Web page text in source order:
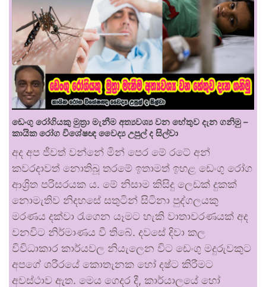
ඩෙංගු රෝගියකු ⁣මුත්‍රා මැනීම අත්‍යවශ්‍ය වන හේතුව දැන ගනිමු –
කායික රෝග විශේෂඥ වෛද්‍ය උපුල් ද සිල්වා
අද අප ජීවත් වන්නේ මින් පෙර මේ රටේ අන්
කවරදාවත් නොතිබූ තරමේ ඉතාමත් ඉහළ ඩෙංගු රෝග
ආශ්‍රිත පරිසරයක ය. මේ නිසාම කිසිදු ලෙඩක් දුකක්
නොමැතිව නිදහසේ සතුටින් සිටිනා පුද්ගලයකු
මරණය දක්වා රැගෙන යෑමට හැකි වාතාවරණයක් අද
වනවිට නිර්මාණය වී තිබේ. දවසේ දිවා කල
විවිධාකාර කාර්යවල නියැලෙන විට ඩෙංගු මදුරුවකුට
අපගේ ශරීරයේ කොතැනක හෝ දෂ්ට කිරීමට
අවස්ථාව ඇත. මෙය ගෙදර දී, කාර්යාලයේ හෝ